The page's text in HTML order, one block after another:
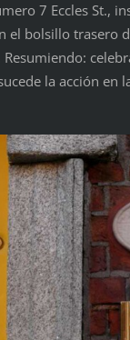
7 Eccles St.,
el bolsillo trasero
la acción en